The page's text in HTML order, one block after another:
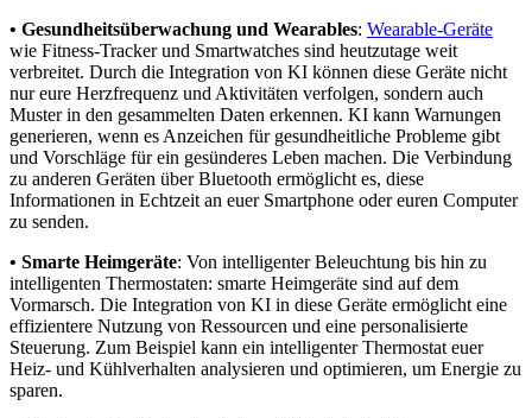
• Gesundheitsüberwachung und Wearables: Wearable-Geräte
wie Fitness-Tracker und Smartwatches sind heutzutage weit
verbreitet. Durch die Integration von KI können diese Geräte nicht
nur eure Herzfrequenz und Aktivitäten verfolgen, sondern auch
Muster in den gesammelten Daten erkennen. KI kann Warnungen
generieren, wenn es Anzeichen für gesundheitliche Probleme gibt
und Vorschläge für ein gesünderes Leben machen. Die Verbindung
zu anderen Geräten über Bluetooth ermöglicht es, diese
Informationen in Echtzeit an euer Smartphone oder euren Computer
zu senden.
• Smarte Heimgeräte: Von intelligenter Beleuchtung bis hin zu
intelligenten Thermostaten: smarte Heimgeräte sind auf dem
Vormarsch. Die Integration von KI in diese Geräte ermöglicht eine
effizientere Nutzung von Ressourcen und eine personalisierte
Steuerung. Zum Beispiel kann ein intelligenter Thermostat euer
Heiz- und Kühlverhalten analysieren und optimieren, um Energie zu
sparen.